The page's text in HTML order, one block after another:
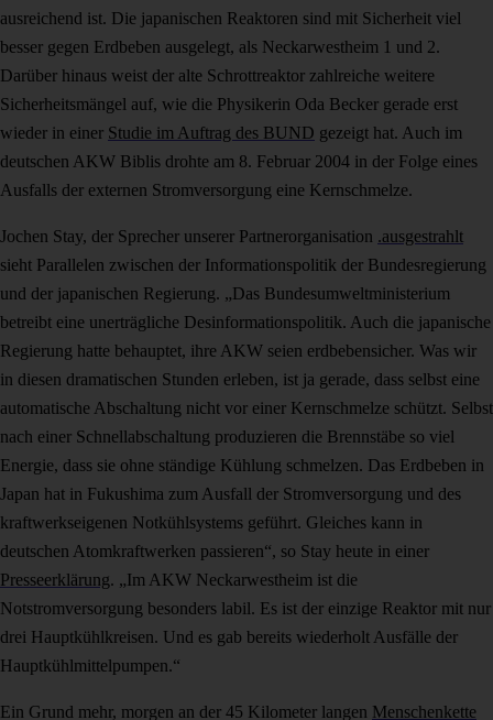
ausreichend ist. Die japanischen Reaktoren sind mit Sicherheit viel
besser gegen Erdbeben ausgelegt, als Neckarwestheim 1 und 2.
Darüber hinaus weist der alte Schrottreaktor zahlreiche weitere
Sicherheitsmängel auf, wie die Physikerin Oda Becker gerade erst
wieder in einer Studie im Auftrag des BUND gezeigt hat. Auch im
deutschen AKW Biblis drohte am 8. Februar 2004 in der Folge eines
Ausfalls der externen Stromversorgung eine Kernschmelze.
Jochen Stay, der Sprecher unserer Partnerorganisation .ausgestrahlt
sieht Parallelen zwischen der Informationspolitik der Bundesregierung
und der japanischen Regierung. „Das Bundesumweltministerium
betreibt eine unerträgliche Desinformationspolitik. Auch die japanische
Regierung hatte behauptet, ihre AKW seien erdbebensicher. Was wir
in diesen dramatischen Stunden erleben, ist ja gerade, dass selbst eine
automatische Abschaltung nicht vor einer Kernschmelze schützt. Selbst
nach einer Schnellabschaltung produzieren die Brennstäbe so viel
Energie, dass sie ohne ständige Kühlung schmelzen. Das Erdbeben in
Japan hat in Fukushima zum Ausfall der Stromversorgung und des
kraftwerkseigenen Notkühlsystems geführt. Gleiches kann in
deutschen Atomkraftwerken passieren“, so Stay heute in einer
Presseerklärung. „Im AKW Neckarwestheim ist die
Notstromversorgung besonders labil. Es ist der einzige Reaktor mit nur
drei Hauptkühlkreisen. Und es gab bereits wiederholt Ausfälle der
Hauptkühlmittelpumpen.“
Ein Grund mehr, morgen an der 45 Kilometer langen Menschenkette